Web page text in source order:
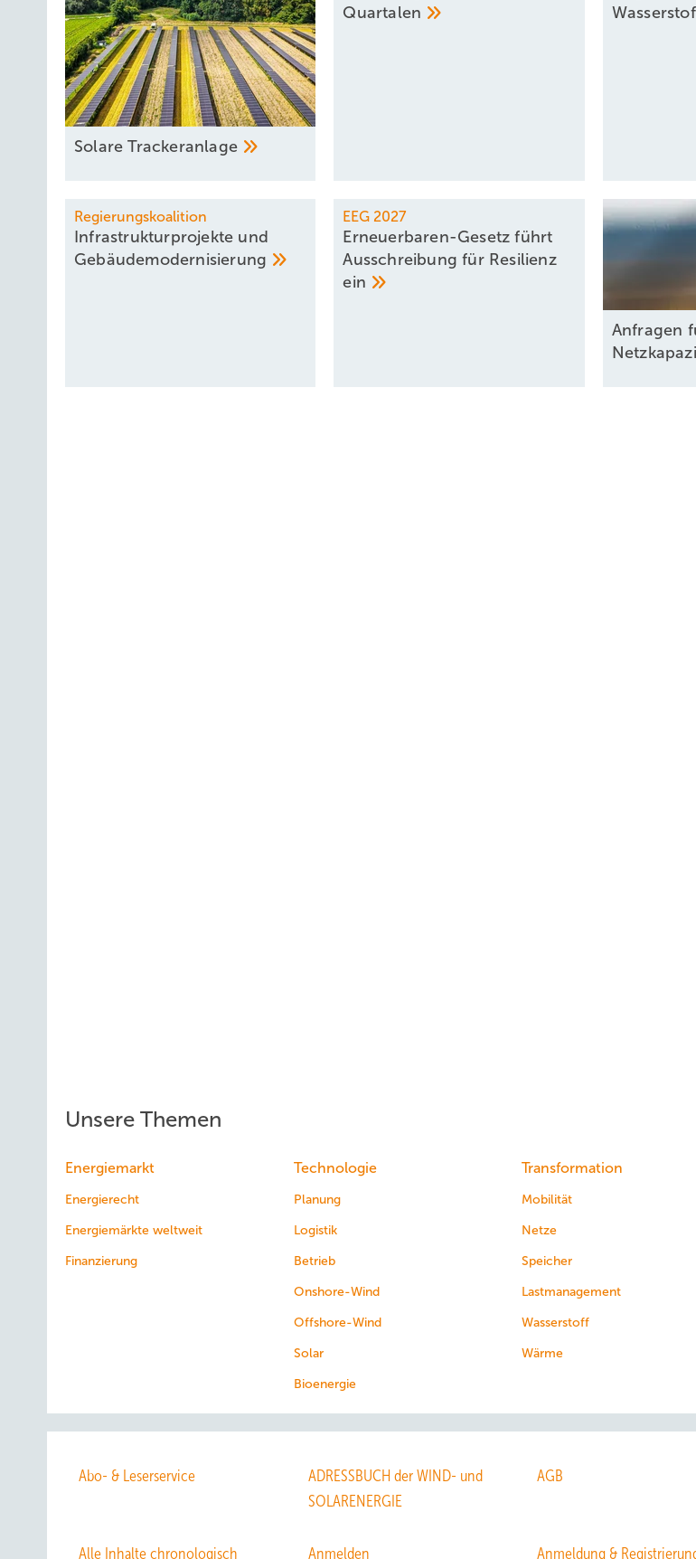
SolareTrackeranlage
Quartalen
Regierungskoalition
Infrastrukturprojekte und
­Gebäudemodernisierung
EEG 2027
Erneuerbaren-Gesetz führt
Ausschreibung für Resilienz
ein
Anfragen
Unsere Themen
Energiemarkt
Energierecht
Energiemärkte weltweit
Finanzierung
Technologie
Planung
Logistik
Betrieb
Onshore-Wind
Offshore-Wind
Solar
Bioenergie
Transformation
Mobilität
Netze
Speicher
Lastmanagement
Wasserstoff
Wärme
Abo- & Leserservice
ADRESSBUCH der WIND- und
SOLARENERGIE
AGB
Alle Inhalte chronologisch Anmelden Anmeldung &